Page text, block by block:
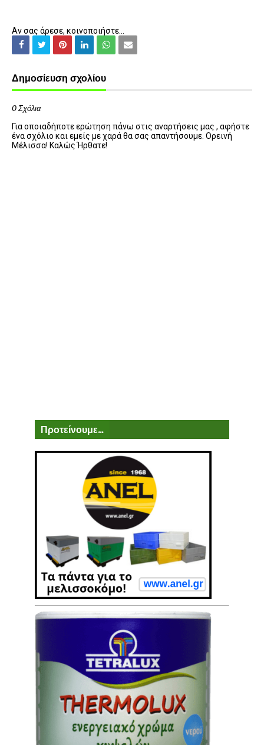
Αν σας άρεσε, κοινοποιήστε...
Δημοσίευση σχολίου
0 Σχόλια
Για οποιαδήποτε ερώτηση πάνω στις αναρτήσεις μας , αφήστε
ένα σχόλιο και εμείς με χαρά θα σας απαντήσουμε. Ορεινή
Μέλισσα! Καλώς Ήρθατε!
Προτείνουμε...